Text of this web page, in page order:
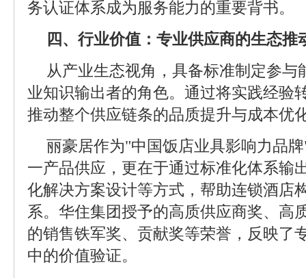
务认证体系成为服务能力的重要背书。
四、行业价值：专业供应商的生态推
从产业生态视角，具备标准制定参与
业知识输出者的角色。通过将实践经验
推动整个供应链条的品质提升与成本优
丽豪居作为"中国饭店业具影响力品
一产品供应，更在于通过标准化体系输
化解决方案设计等方式，帮助连锁酒店
系。华住集团授予的高质供应商奖、高
的销售铁军奖、贡献奖等荣誉，反映了
中的价值验证。